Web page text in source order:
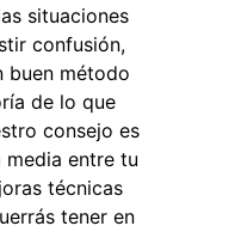
situaciones
confusión,
buen método
de lo que
consejo es
media entre tu
técnicas
tener en